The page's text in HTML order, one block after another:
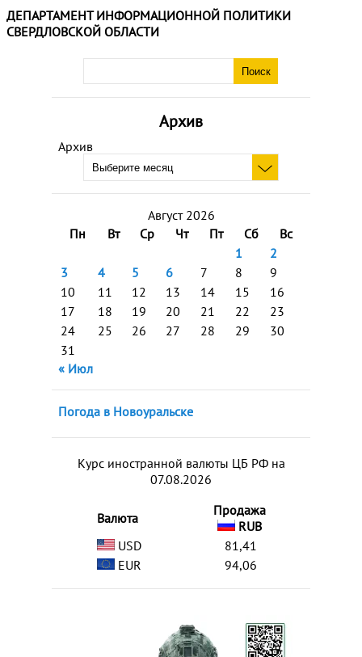
Архив
Архив
Август 2026
Пн
Вт Ср Чт Пт Сб
Вс
1
2
3
4 5 6 7 8
9
10
11 12 13 14 15
16
17
18 19 20 21 22
23
24
25 26 27 28 29
30
31
« Июл
Погода в Новоуральске
Курс иностранной валюты ЦБ РФ на
07.08.2026
Валюта
Продажа
RUB
USD
81,41
EUR
94,06
ДЕПАРТАМЕНТ ИНФОРМАЦИОННОЙ ПОЛИТИКИ
СВЕРДЛОВСКОЙ ОБЛАСТИ